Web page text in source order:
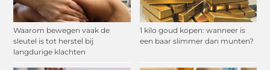
Waarom bewegen vaak de
sleutel is tot herstel bij
langdurige klachten
1 kilo goud kopen: wanneer is
een baar slimmer dan munten?